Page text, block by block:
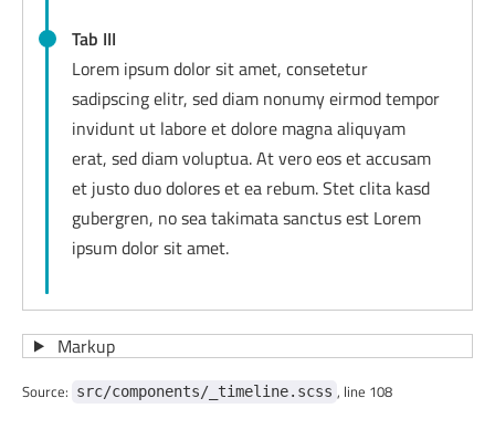
Tab III
Lorem ipsum dolor sit amet, consetetur
sadipscing elitr, sed diam nonumy eirmod tempor
invidunt ut labore et dolore magna aliquyam
erat, sed diam voluptua. At vero eos et accusam
et justo duo dolores et ea rebum. Stet clita kasd
gubergren, no sea takimata sanctus est Lorem
ipsum dolor sit amet.
Markup
Source: src/components/_timeline.scss , line 108